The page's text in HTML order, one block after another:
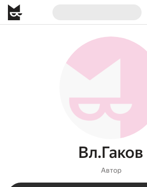
Вл.Гаков
Автор